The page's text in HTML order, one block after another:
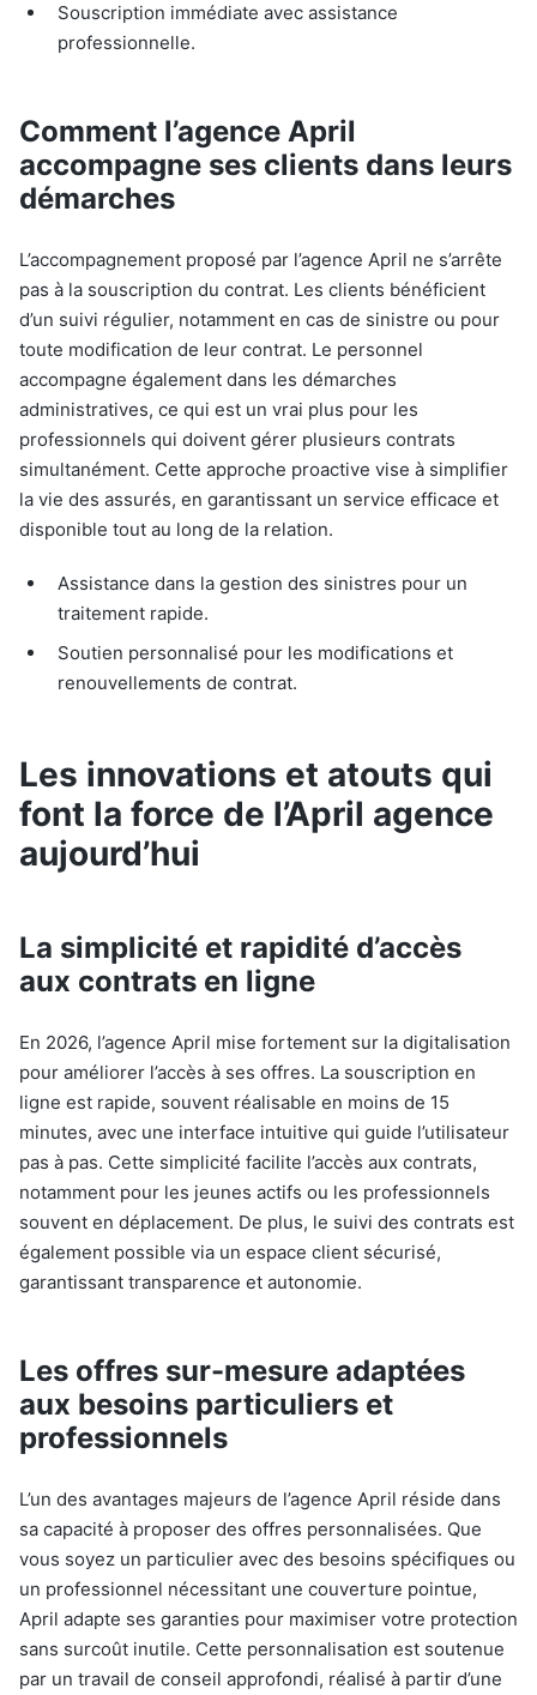
Souscription immédiate avec assistance
professionnelle.
Comment l’agence April
accompagne ses clients dans leurs
démarches
L’accompagnement proposé par l’agence April ne s’arrête
pas à la souscription du contrat. Les clients bénéficient
d’un suivi régulier, notamment en cas de sinistre ou pour
toute modification de leur contrat. Le personnel
accompagne également dans les démarches
administratives, ce qui est un vrai plus pour les
professionnels qui doivent gérer plusieurs contrats
simultanément. Cette approche proactive vise à simplifier
la vie des assurés, en garantissant un service efficace et
disponible tout au long de la relation.
Assistance dans la gestion des sinistres pour un
traitement rapide.
Soutien personnalisé pour les modifications et
renouvellements de contrat.
Les innovations et atouts qui
font la force de l’April agence
aujourd’hui
La simplicité et rapidité d’accès
aux contrats en ligne
En 2026, l’agence April mise fortement sur la digitalisation
pour améliorer l’accès à ses offres. La souscription en
ligne est rapide, souvent réalisable en moins de 15
minutes, avec une interface intuitive qui guide l’utilisateur
pas à pas. Cette simplicité facilite l’accès aux contrats,
notamment pour les jeunes actifs ou les professionnels
souvent en déplacement. De plus, le suivi des contrats est
également possible via un espace client sécurisé,
garantissant transparence et autonomie.
Les offres sur-mesure adaptées
aux besoins particuliers et
professionnels
L’un des avantages majeurs de l’agence April réside dans
sa capacité à proposer des offres personnalisées. Que
vous soyez un particulier avec des besoins spécifiques ou
un professionnel nécessitant une couverture pointue,
April adapte ses garanties pour maximiser votre protection
sans surcoût inutile. Cette personnalisation est soutenue
par un travail de conseil approfondi, réalisé à partir d’une